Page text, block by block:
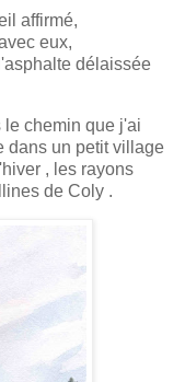
affirmé,
eux,
délaissée
le chemin que j'ai
dans un petit village
, les rayons
de Coly .